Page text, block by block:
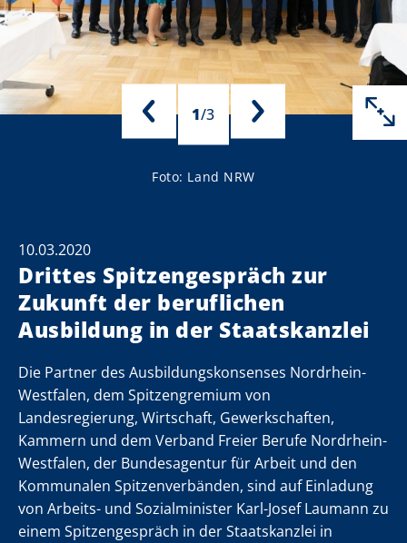
1/3
Foto: Land NRW
10.03.2020
Drittes Spitzengespräch zur
Zukunft der beruflichen
Ausbildung in der Staatskanzlei
Die Partner des Ausbildungskonsenses Nordrhein-
Westfalen, dem Spitzengremium von
Landesregierung, Wirtschaft, Gewerkschaften,
Kammern und dem Verband Freier Berufe Nordrhein-
Westfalen, der Bundesagentur für Arbeit und den
Kommunalen Spitzenverbänden, sind auf Einladung
von Arbeits- und Sozialminister Karl-Josef Laumann zu
einem Spitzengespräch in der Staatskanzlei in